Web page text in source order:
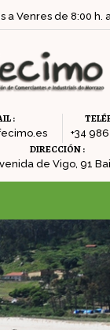
a Venres de 8:00 h.
:
+34
DIRECCIÓN :
de Vigo, 91